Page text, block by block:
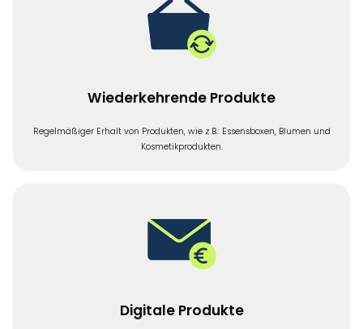
Wiederkehrende Produkte
Regelmäßiger Erhalt von Produkten, wie z.B.: Essensboxen, Blumen und
Kosmetikprodukten.
Digitale Produkte